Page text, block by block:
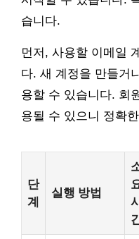
습니다.
먼저, 사용할 이메일
다. 새 계정을 만들거
용할 수 있습니다. 회
용될 수 있으니 정확
단
계
실행 방법
시